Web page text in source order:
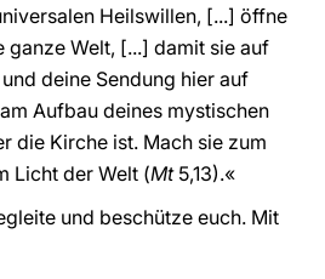
Heilswillen, [...] öffne
ganze Welt, [...] damit sie auf
deine Sendung hier auf
Aufbau deines mystischen
die Kirche ist. Mach sie zum
Licht der Welt (Mt5,13).«
und beschütze euch. Mit